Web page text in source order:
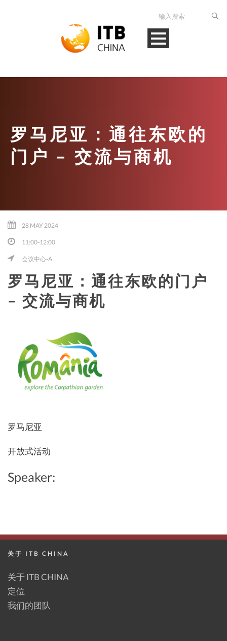
罗马尼亚：通往东欧的
门户 – 交流与商机
28 MAY 2024
11:00-12:00
会议中心-A
罗马尼亚：通往东欧的门户
– 交流与商机
罗马尼亚
开放式活动
Speaker:
关于 ITB CHINA
关于 ITB CHINA
定位
我们的团队